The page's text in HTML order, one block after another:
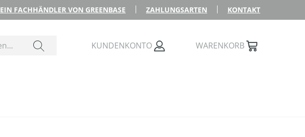
EIN FACHHÄNDLER VON GREENBASE ZAHLUNGSARTEN KONTAKT
KUNDENKONTO WARENKORB